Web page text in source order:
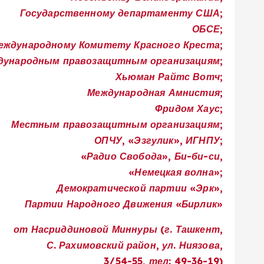
Государственному департаменту США;
ОБСЕ;
Комитету Красного Креста;
правозащитным организациям;
Хьюман Райтс Вотч;
Международная Амнистия;
Фридом Хаус;
Местным правозащитным организациям;
ОПЧУ, «Эзгулик», ИГНПУ;
«Радио Свобода», Би-би-си,
«Немецкая волна»;
Демократической партии «Эрк»,
Партии Народного Движения «Бирлик»
от Насриддиновой Миннуры (г. Ташкент,
С. Рахимовский район, ул. Ниязова,
3/54-55, тел: 49-36-19)